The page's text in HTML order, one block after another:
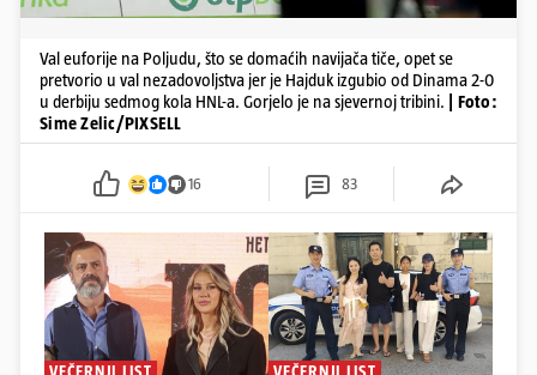
Val euforije na Poljudu, što se domaćih navijača tiče, opet se
pretvorio u val nezadovoljstva jer je Hajduk izgubio od Dinama 2-0
u derbiju sedmog kola HNL-a. Gorjelo je na sjevernoj tribini.
| Foto:
Sime Zelic/PIXSELL
16 83